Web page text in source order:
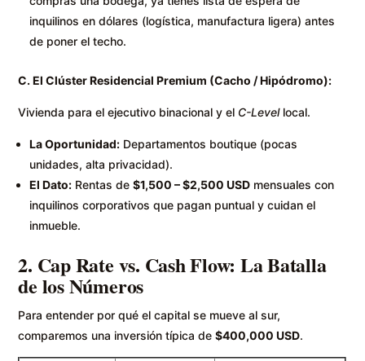
inquilinos en dólares (logística, manufactura ligera) antes
de poner el techo.
C. El Clúster Residencial Premium (Cacho / Hipódromo):
Vivienda para el ejecutivo binacional y el C-Levellocal.
La Oportunidad: Departamentos boutique (pocas
unidades, alta privacidad).
El Dato: Rentas de$1,500 – $2,500 USD mensuales con
inquilinos corporativos que pagan puntual y cuidan el
inmueble.
2. Cap Rate vs. Cash Flow: La Batalla
de los Números
Para entender por qué el capital se mueve al sur,
comparemos una inversión típica de$400,000 USD.